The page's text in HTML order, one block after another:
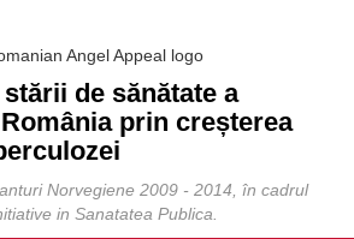
de sănătate a
prin creșterea
Norvegiene 2009 - 2014, în cadrul
in Sanatatea Publica.